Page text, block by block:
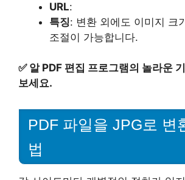
URL:
특징: 변환 외에도 이미지 크
조절이 가능합니다.
✅ 알 PDF 편집 프로그램의 놀라운
보세요.
PDF 파일을 JPG로 변
법